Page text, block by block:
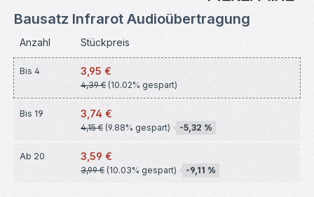
Bausatz Infrarot Audioübertragung
Anzahl Stückpreis
Bis 4 3,95 €
4,39 € (10.02% gespart)
Bis 19 3,74 €
4,15 € (9.88% gespart) -5,32 %
Ab 20 3,59 €
3,99 € (10.03% gespart) -9,11 %